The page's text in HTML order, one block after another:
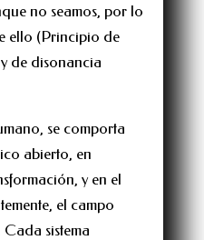
no seamos, por lo
ello (Principio de
de disonancia
se comporta
abierto, en
y en el
el campo
sistema